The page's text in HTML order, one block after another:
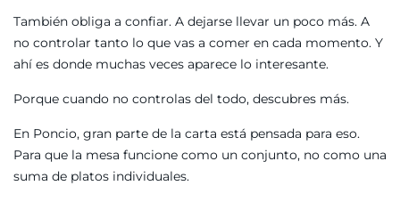
También obliga a confiar. A dejarse llevar un poco más. A
no controlar tanto lo que vas a comer en cada momento. Y
ahí es donde muchas veces aparece lo interesante.
Porque cuando no controlas del todo, descubres más.
En Poncio, gran parte de la carta está pensada para eso.
Para que la mesa funcione como un conjunto, no como una
suma de platos individuales.